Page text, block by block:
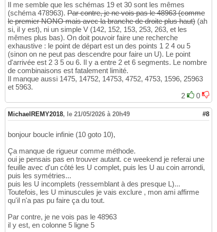
Il me semble que les schémas 19 et 30 sont les mêmes
(schéma 478963). Par contre, je ne vois pas le 48963 (comme
le premier NONO mais avec la branche de droite plus haut) (ah
si, il y est), ni un simple V (142, 152, 153, 253, 263, et les
mêmes plus bas). On doit pouvoir faire une recherche
exhaustive : le point de départ est un des points 1 2 4 ou 5
(sinon on ne peut pas descendre pour faire un U). Le point
d'arrivée est 2 3 5 ou 6. Il y a entre 2 et 6 segments. Le nombre
de combinaisons est fatalement limité.
Il manque aussi 1475, 14752, 14753, 4752, 4753, 1596, 25963
et 5963.
2
0
MichaelREMY2018, le 21/05/2026 à 20h49 #8
bonjour boucle infinie (10 goto 10),
Ça manque de rigueur comme méthode.
oui je pensais pas en trouver autant. ce weekend je referai une
feuille avec d'un côté les U complet, puis les U au coin arrondi,
puis les symétries...
puis les U incomplets (ressemblant à des presque L)...
Toutefois, les U minuscules je vais exclure , mon ami affirme
qu'il n'a pas pu faire ça du tout.
Par contre, je ne vois pas le 48963
il y est, en colonne 5 ligne 5